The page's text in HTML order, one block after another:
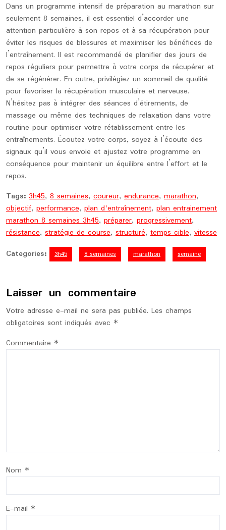
Dans un programme intensif de préparation au marathon sur
seulement 8 semaines, il est essentiel d’accorder une
attention particulière à son repos et à sa récupération pour
éviter les risques de blessures et maximiser les bénéfices de
l’entraînement. Il est recommandé de planifier des jours de
repos réguliers pour permettre à votre corps de récupérer et
de se régénérer. En outre, privilégiez un sommeil de qualité
pour favoriser la récupération musculaire et nerveuse.
N’hésitez pas à intégrer des séances d’étirements, de
massage ou même des techniques de relaxation dans votre
routine pour optimiser votre rétablissement entre les
entraînements. Écoutez votre corps, soyez à l’écoute des
signaux qu’il vous envoie et ajustez votre programme en
conséquence pour maintenir un équilibre entre l’effort et le
repos.
Tags: 3h45, 8 semaines, coureur, endurance, marathon,
objectif, performance, plan d'entraînement, plan entrainement
marathon 8 semaines 3h45, préparer, progressivement,
résistance, stratégie de course, structuré, temps cible, vitesse
Categories:
3h45 8 semaines marathon semaine
Laisser un commentaire
Votre adresse e-mail ne sera pas publiée. Les champs
obligatoires sont indiqués avec *
Commentaire *
Nom *
E-mail *